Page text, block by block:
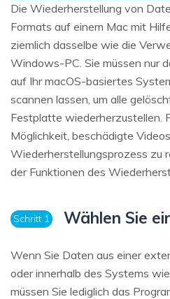
Die Wiederherstellung von
Formats auf einem Mac mit
ziemlich dasselbe wie die
Windows-PC. Sie müssen nur
auf Ihr macOS-basiertes
scannen lassen, um alle
Festplatte wiederherzustellen.
Möglichkeit, beschädigte
Wiederherstellungsprozess zu
der Funktionen des
Schritt 1 Wählen Sie
Wenn Sie Daten aus einer
oder innerhalb des Systems
müssen Sie lediglich das